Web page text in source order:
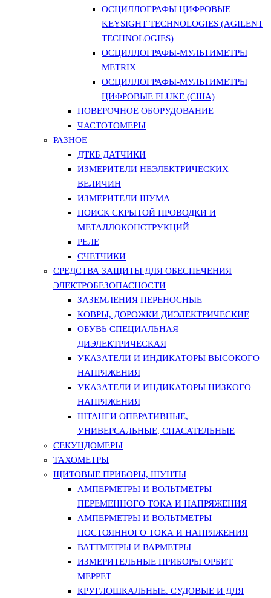
ОСЦИЛЛОГРАФЫ ЦИФРОВЫЕ
KEYSIGHT TECHNOLOGIES (AGILENT
TECHNOLOGIES)
ОСЦИЛЛОГРАФЫ-МУЛЬТИМЕТРЫ
METRIX
ОСЦИЛЛОГРАФЫ-МУЛЬТИМЕТРЫ
ЦИФРОВЫЕ FLUKE (США)
ПОВЕРОЧНОЕ ОБОРУДОВАНИЕ
ЧАСТОТОМЕРЫ
РАЗНОЕ
ДТКБ ДАТЧИКИ
ИЗМЕРИТЕЛИ НЕЭЛЕКТРИЧЕСКИХ
ВЕЛИЧИН
ИЗМЕРИТЕЛИ ШУМА
ПОИСК СКРЫТОЙ ПРОВОДКИ И
МЕТАЛЛОКОНСТРУКЦИЙ
РЕЛЕ
СЧЕТЧИКИ
СРЕДСТВА ЗАЩИТЫ ДЛЯ ОБЕСПЕЧЕНИЯ
ЭЛЕКТРОБЕЗОПАСНОСТИ
ЗАЗЕМЛЕНИЯ ПЕРЕНОСНЫЕ
КОВРЫ, ДОРОЖКИ ДИЭЛЕКТРИЧЕСКИЕ
ОБУВЬ СПЕЦИАЛЬНАЯ
ДИЭЛЕКТРИЧЕСКАЯ
УКАЗАТЕЛИ И ИНДИКАТОРЫ ВЫСОКОГО
НАПРЯЖЕНИЯ
УКАЗАТЕЛИ И ИНДИКАТОРЫ НИЗКОГО
НАПРЯЖЕНИЯ
ШТАНГИ ОПЕРАТИВНЫЕ,
УНИВЕРСАЛЬНЫЕ, СПАСАТЕЛЬНЫЕ
СЕКУНДОМЕРЫ
ТАХОМЕТРЫ
ЩИТОВЫЕ ПРИБОРЫ, ШУНТЫ
АМПЕРМЕТРЫ И ВОЛЬТМЕТРЫ
ПЕРЕМЕННОГО ТОКА И НАПРЯЖЕНИЯ
АМПЕРМЕТРЫ И ВОЛЬТМЕТРЫ
ПОСТОЯННОГО ТОКА И НАПРЯЖЕНИЯ
ВАТТМЕТРЫ И ВАРМЕТРЫ
ИЗМЕРИТЕЛЬНЫЕ ПРИБОРЫ ОРБИТ
МЕРРЕТ
КРУГЛОШКАЛЬНЫЕ. СУДОВЫЕ И ДЛЯ